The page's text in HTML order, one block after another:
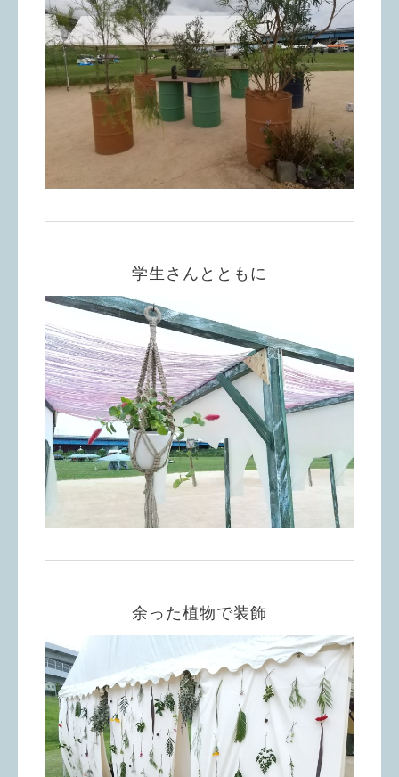
学生さんとともに
余った植物で装飾